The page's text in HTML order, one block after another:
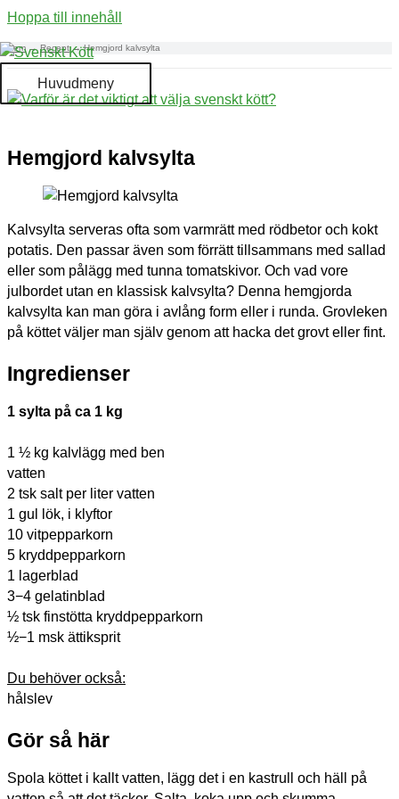
Hoppa till innehåll
Huvudmeny
Hem Recept Hemgjord kalvsylta
Hemgjord kalvsylta
Kalvsylta serveras ofta som varmrätt med rödbetor och kokt
potatis. Den passar även som förrätt tillsammans med sallad
eller som pålägg med tunna tomatskivor. Och vad vore
julbordet utan en klassisk kalvsylta? Denna hemgjorda
kalvsylta kan man göra i avlång form eller i runda. Grovleken
på köttet väljer man själv genom att hacka det grovt eller fint.
Ingredienser
1 sylta på ca 1 kg
1 ½ kg kalvlägg med ben
vatten
2 tsk salt per liter vatten
1 gul lök, i klyftor
10 vitpepparkorn
5 kryddpepparkorn
1 lagerblad
3−4 gelatinblad
½ tsk finstötta kryddpepparkorn
½−1 msk ättiksprit
Du behöver också:
hålslev
Gör så här
Spola köttet i kallt vatten, lägg det i en kastrull och häll på